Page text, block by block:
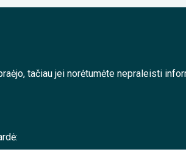
tačiau jei norėtumėte nepraleisti